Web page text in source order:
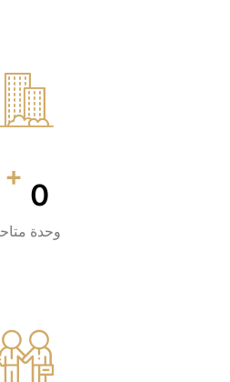
0
+
وحدة متاحة